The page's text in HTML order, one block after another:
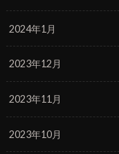
2024年1月
2023年12月
2023年11月
2023年10月